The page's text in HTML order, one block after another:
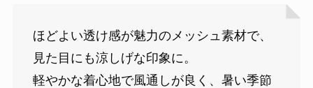
ほどよい透け感が魅力のメッシュ素材で、
見た目にも涼しげな印象に。
軽やかな着心地で風通しが良く、暑い季節